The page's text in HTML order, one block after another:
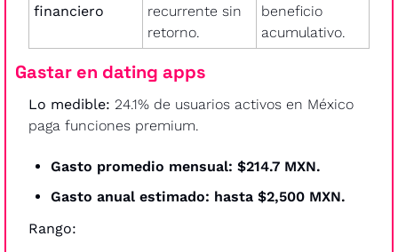
financiero
recurrente sin
retorno.
beneficio
acumulativo.
Gastar en dating apps
Lo medible: 24.1% de usuarios activos en México
paga funciones premium.
Gasto promedio mensual: $214.7 MXN.
Gasto anual estimado: hasta $2,500 MXN.
Rango: